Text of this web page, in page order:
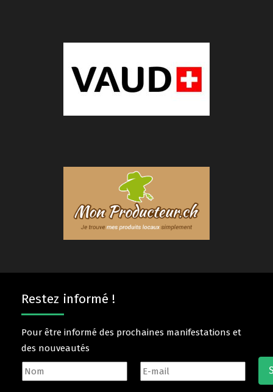
Restez informé !
Pour être informé des prochaines manifestations et
des nouveautés